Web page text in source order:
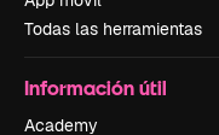
Todas las herramientas
Información útil
Academy